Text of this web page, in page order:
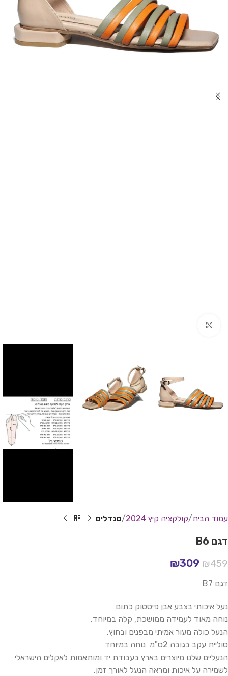
עמוד הבית קולקציה קיץ 2024 סנדלים
דגם B6
₪459
₪309
דגם B7
נעל איכותי בצבע אבן פיסטוק כתום
נוחה מאוד לעמידה ממושכת, קלה במיוחד.
הנעל כולה מעור אמיתי מבפנים ובחוץ.
סוליית עקב בגובה 2ס"מ נוחה במיוחד
הנעליים שלנו מיוצרים בארץ בעבודת יד ומותאמות לאקלים הישראלי
לשמירה על איכות ומראה הנעל לאורך זמן.